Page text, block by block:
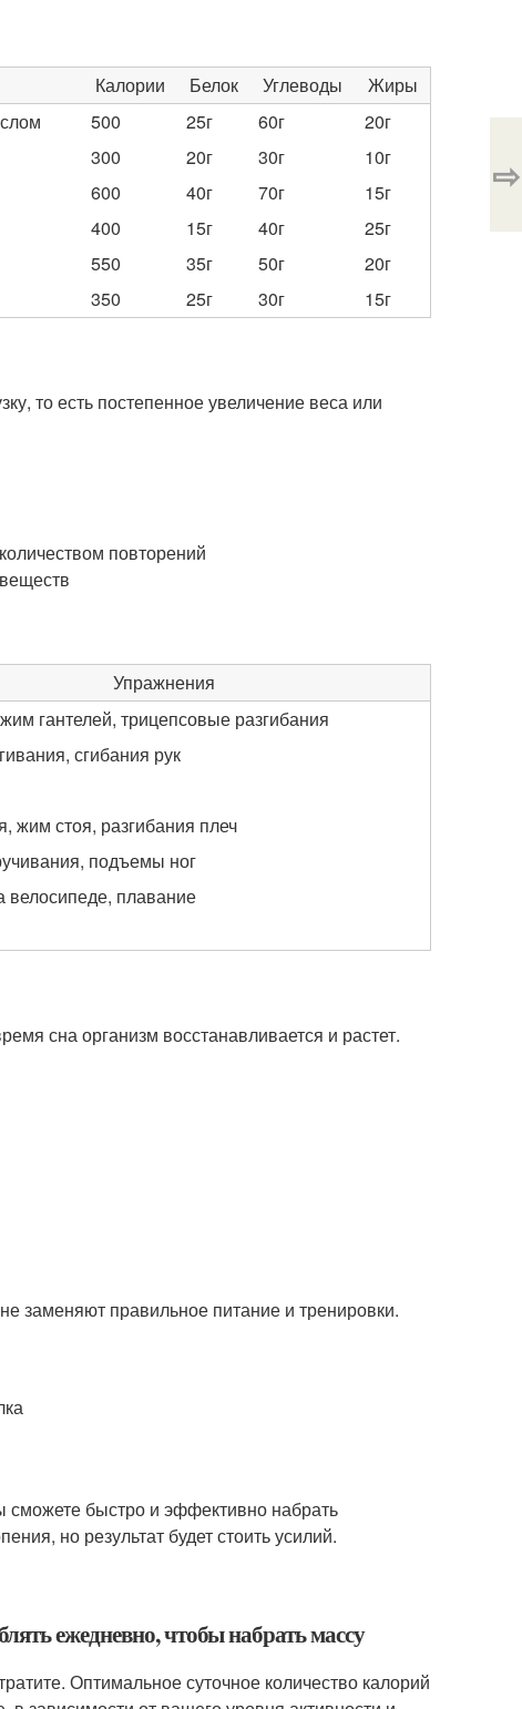
Калории Белок Углеводы
Жиры
500 25г 60г
20г
300 20г 30г
10г
600 40г 70г
15г
400 15г 40г
25г
550 35г 50г
20г
350 25г 30г 15г
то есть постепенное увеличение веса или
повторений
Упражнения
гантелей, трицепсовые разгибания
сгибания рук
жим стоя, разгибания плеч
подъемы ног
велосипеде, плавание
сна организм восстанавливается и растет.
заменяют правильное питание и тренировки.
быстро и эффективно набрать
но результат будет стоить усилий.
ежедневно, чтобы набрать массу
Оптимальное суточное количество калорий
⇨